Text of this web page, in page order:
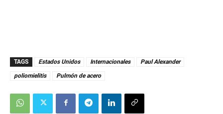
TAGS Estados Unidos Internacionales
Paul Alexander
poliomielitis
Pulmón de acero